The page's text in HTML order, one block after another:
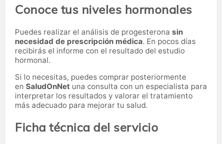
Conoce tus niveles hormonales
Puedes realizar el análisis de progesterona sin
necesidad de prescripción médica. En pocos días
recibirás el informe con el resultado del estudio
hormonal.
Si lo necesitas, puedes comprar posteriormente
en SaludOnNet una consulta con un especialista para
interpretar los resultados y valorar el tratamiento
más adecuado para mejorar tu salud.
Ficha técnica del servicio